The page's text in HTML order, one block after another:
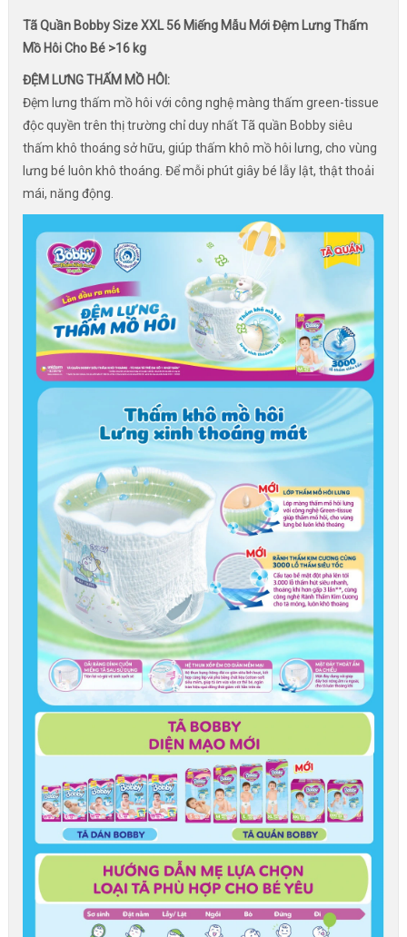
Tã Quần Bobby Size XXL 56 Miếng Mẫu Mới Đệm Lưng Thấm
Mồ Hôi Cho Bé >16 kg
ĐỆM LƯNG THẤM MỒ HÔI:
Đệm lưng thấm mồ hôi với công nghệ màng thấm green-tissue
độc quyền trên thị trường chỉ duy nhất Tã quần Bobby siêu
thấm khô thoáng sở hữu, giúp thấm khô mồ hôi lưng, cho vùng
lưng bé luôn khô thoáng. Để mỗi phút giây bé lẫy lật, thật thoải
mái, năng động.